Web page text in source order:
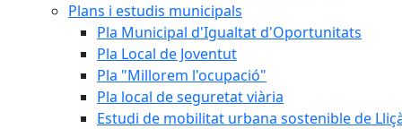
Plans i estudis municipals
Pla Municipal d'Igualtat d'Oportunitats
Pla Local de Joventut
Pla "Millorem l'ocupació"
Pla local de seguretat viària
Estudi de mobilitat urbana sostenible de